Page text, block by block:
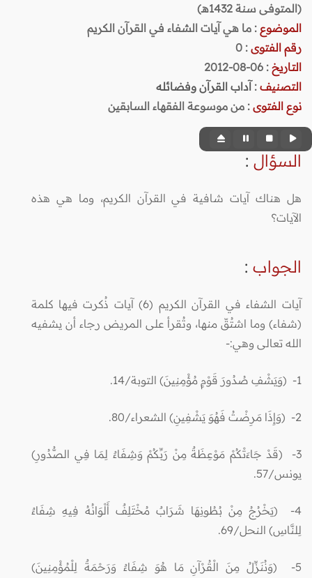
(المتوفى سنة 1432هـ)
الموضوع : ما هي آيات الشفاء في القرآن الكريم
رقم الفتوى :
0
التاريخ : 06-08-2012
التصنيف :آداب القرآن وفضائله
نوع الفتوى : من موسوعة الفقهاء السابقين
السؤال :
هل هناك آيات شافية في القرآن الكريم، وما هي هذه
الآيات؟
الجواب :
آيات الشفاء في القرآن الكريم (6) آيات ذُكرت فيها كلمة
(شفاء) وما اشتُقّ منها، وتُقرأ على المريض رجاء أن يشفيه
الله تعالى وهي:-
1- (وَيَشْفِ صُدُورَ قَوْمٍ مُؤْمِنِينَ) التوبة/14.
2- (وَإِذَا مَرِضْتُ فَهُوَ يَشْفِينِ) الشعراء/80.
3- (قَدْ جَاءَتْكُمْ مَوْعِظَةٌ مِنْ رَبِّكُمْ وَشِفَاءٌ لِمَا فِي الصُّدُورِ)
يونس/57.
4- (يَخْرُجُ مِنْ بُطُونِهَا شَرَابٌ مُخْتَلِفٌ أَلْوَانُهُ فِيهِ شِفَاءٌ
لِلنَّاسِ) النحل/69.
5- (وَنُنَزِّلُ مِنَ الْقُرْآنِ مَا هُوَ شِفَاءٌ وَرَحْمَةٌ لِلْمُؤْمِنِينَ)